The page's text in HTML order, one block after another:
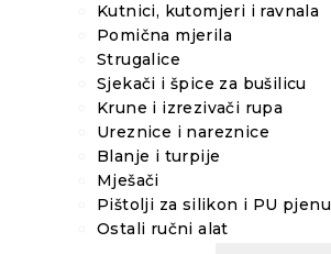
Kutnici, kutomjeri i ravnala
Pomična mjerila
Strugalice
Sjekači i špice za bušilicu
Krune i izrezivači rupa
Ureznice i nareznice
Blanje i turpije
Mješači
Pištolji za silikon i PU pjenu
Ostali ručni alat